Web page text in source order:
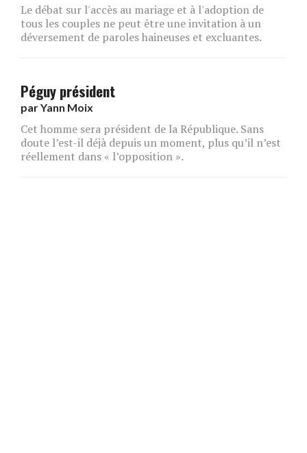
Le débat sur l'accès au mariage et à l'adoption de
tous les couples ne peut être une invitation à un
déversement de paroles haineuses et excluantes.
Péguy président
parYann Moix
Cet homme sera président de la République. Sans
doute l’est-il déjà depuis un moment, plus qu’il n’est
réellement dans « l’opposition ».